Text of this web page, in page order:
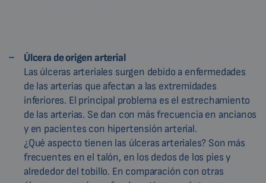
Úlcera de origen arterial
Las úlceras arteriales surgen debido a enfermedades
de las arterias que afectan a las extremidades
inferiores. El principal problema es el estrechamiento
de las arterias. Se dan con más frecuencia en ancianos
y en pacientes con hipertensión arterial.
¿Qué aspecto tienen las úlceras arteriales? Son más
frecuentes en el talón, en los dedos de los pies y
alrededor del tobillo. En comparación con otras